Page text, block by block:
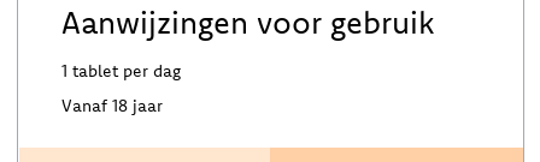
Aanwijzingen voor gebruik
1 tablet per dag
Vanaf 18 jaar